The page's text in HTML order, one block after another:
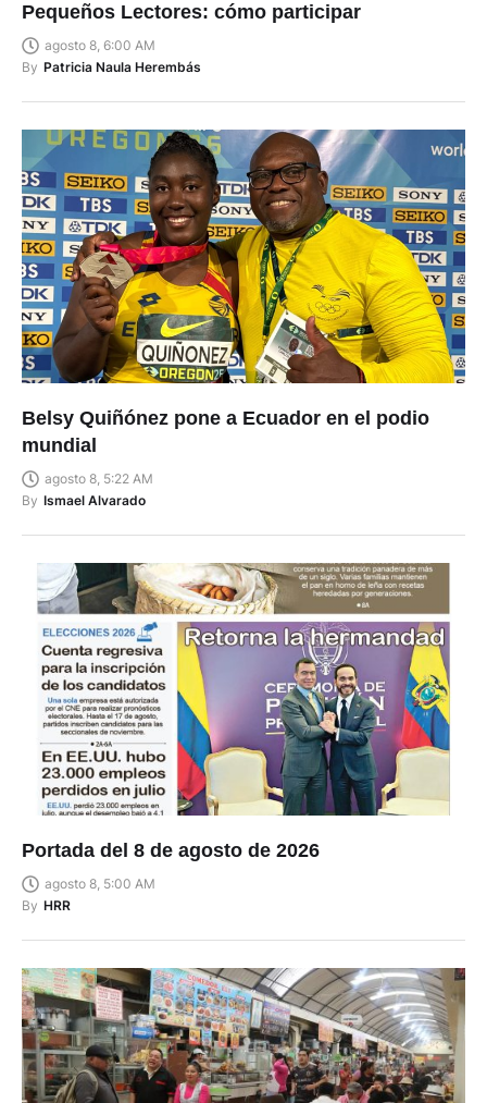
Pequeños Lectores: cómo participar
agosto 8, 6:00 AM
By Patricia Naula Herembás
Belsy Quiñónez pone a Ecuador en el podio
mundial
agosto 8, 5:22 AM
By Ismael Alvarado
Portada del 8 de agosto de 2026
agosto 8, 5:00 AM
By HRR